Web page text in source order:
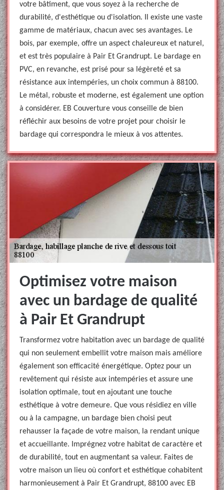
votre bâtiment, que vous soyez à la recherche de
durabilité, d'esthétique ou d'isolation. Il existe une vaste
gamme de matériaux, chacun avec ses avantages. Le
bois, par exemple, offre un aspect chaleureux et naturel,
et est très populaire à Pair Et Grandrupt. Le bardage en
PVC, en revanche, est prisé pour sa légèreté et sa
résistance aux intempéries, un choix commun à 88100.
Le métal, robuste et moderne, est également une option
à considérer. EB Couverture vous conseille de bien
réfléchir aux besoins de votre projet pour choisir le
bardage qui correspondra le mieux à vos attentes.
Optimisez votre maison
avec un bardage de qualité
à Pair Et Grandrupt
Transformez votre habitation avec un bardage de qualité
qui non seulement embellit votre maison mais améliore
également son efficacité énergétique. Optez pour un
revêtement qui résiste aux intempéries et assure une
isolation optimale, tout en ajoutant une touche
esthétique à votre demeure. Que vous résidiez en ville
ou à la campagne, un bardage bien choisi peut
rehausser la façade de votre maison, la rendant unique
et accueillante. Imprégnez votre habitat de caractère et
de durabilité, tout en augmentant sa valeur. Faites de
votre maison un lieu où confort et esthétique cohabitent
harmonieusement à Pair Et Grandrupt, 88100 avec EB